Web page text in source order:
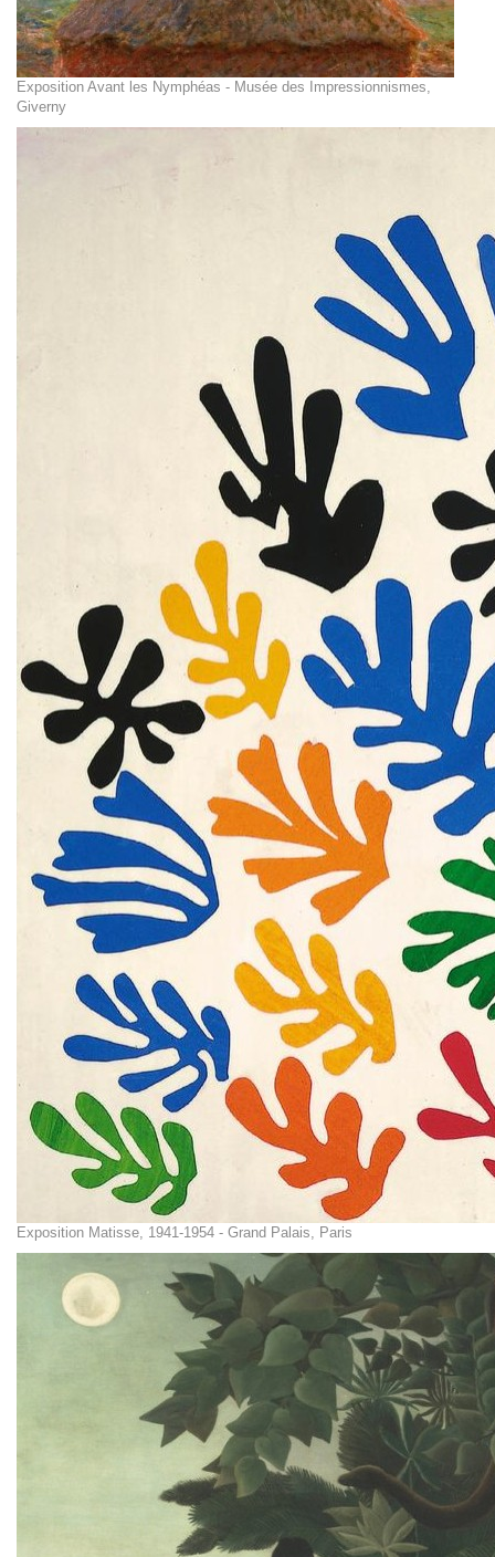
Exposition Avant les Nymphéas - Musée des Impressionnismes,
Giverny
Exposition Matisse, 1941-1954 - Grand Palais, Paris